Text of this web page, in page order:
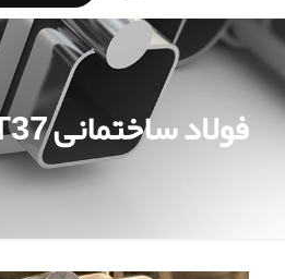
فولاد ساختمانی ST37